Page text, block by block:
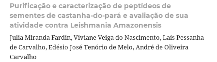
Purificação e caracterização de peptídeos de
sementes de castanha-do-pará e avaliação de sua
atividade contra Leishmania Amazonensis
Julia Miranda Fardin, Viviane Veiga do Nascimento, Laís Pessanha
de Carvalho, Edésio José Tenório de Melo, André de Oliveira
Carvalho